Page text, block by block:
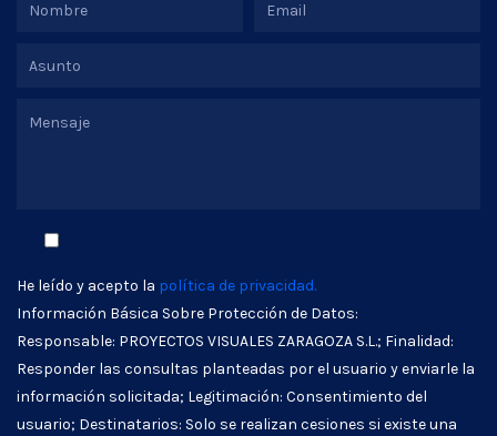
He leído y acepto la política de privacidad.
Información Básica Sobre Protección de Datos:
Responsable: PROYECTOS VISUALES ZARAGOZA S.L.; Finalidad:
Responder las consultas planteadas por el usuario y enviarle la
información solicitada; Legitimación: Consentimiento del
usuario; Destinatarios: Solo se realizan cesiones si existe una